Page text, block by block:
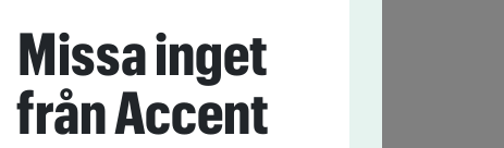
Missa inget
från Accent